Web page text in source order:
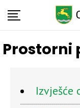
Skip
content
Prostorni
Izvješće